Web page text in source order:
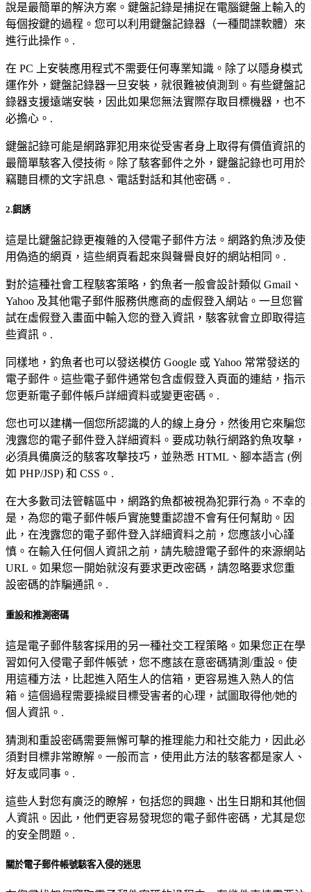
說是最簡單的解決方案。鍵盤記錄是捕捉在電腦鍵盤上輸入的
每個按鍵的過程。您可以利用鍵盤記錄器（一種間諜軟體）來
進行此操作。.
在 PC 上安裝應用程式不需要任何專業知識。除了以隱身模式
運作外，鍵盤記錄器一旦安裝，就很難被偵測到。有些鍵盤記
錄器支援遠端安裝，因此如果您無法實際存取目標機器，也不
必擔心。.
鍵盤記錄可能是網路罪犯用來從受害者身上取得有價值資訊的
最簡單駭客入侵技術。除了駭客郵件之外，鍵盤記錄也可用於
竊聽目標的文字訊息、電話對話和其他密碼。.
2.餌誘
這是比鍵盤記錄更複雜的入侵電子郵件方法。網路釣魚涉及使
用偽造的網頁，這些網頁看起來與聲譽良好的網站相同。.
對於這種社會工程駭客策略，釣魚者一般會設計類似 Gmail、
Yahoo 及其他電子郵件服務供應商的虛假登入網站。一旦您嘗
試在虛假登入畫面中輸入您的登入資訊，駭客就會立即取得這
些資訊。.
同樣地，釣魚者也可以發送模仿 Google 或 Yahoo 常常發送的
電子郵件。這些電子郵件通常包含虛假登入頁面的連結，指示
您更新電子郵件帳戶詳細資料或變更密碼。.
您也可以建構一個您所認識的人的線上身分，然後用它來騙您
洩露您的電子郵件登入詳細資料。要成功執行網路釣魚攻擊，
必須具備廣泛的駭客攻擊技巧，並熟悉 HTML、腳本語言 (例
如 PHP/JSP) 和 CSS。.
在大多數司法管轄區中，網路釣魚都被視為犯罪行為。不幸的
是，為您的電子郵件帳戶實施雙重認證不會有任何幫助。因
此，在洩露您的電子郵件登入詳細資料之前，您應該小心謹
慎。在輸入任何個人資訊之前，請先驗證電子郵件的來源網站
URL。如果您一開始就沒有要求更改密碼，請忽略要求您重
設密碼的詐騙通訊。.
重設和推測密碼
這是電子郵件駭客採用的另一種社交工程策略。如果您正在學
習如何入侵電子郵件帳號，您不應該在意密碼猜測/重設。使
用這種方法，比起進入陌生人的信箱，更容易進入熟人的信
箱。這個過程需要操縱目標受害者的心理，試圖取得他/她的
個人資訊。.
猜測和重設密碼需要無懈可擊的推理能力和社交能力，因此必
須對目標非常瞭解。一般而言，使用此方法的駭客都是家人、
好友或同事。.
這些人對您有廣泛的瞭解，包括您的興趣、出生日期和其他個
人資訊。因此，他們更容易發現您的電子郵件密碼，尤其是您
的安全問題。.
關於電子郵件帳號駭客入侵的迷思